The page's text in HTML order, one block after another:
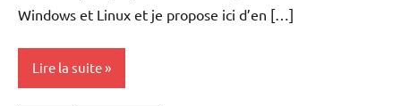
Windows et Linux et je propose ici d’en […]
Lire la suite